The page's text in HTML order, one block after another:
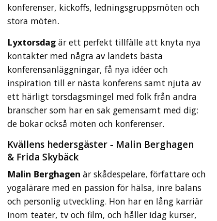
konferenser, kickoffs, ledningsgruppsmöten och
stora möten.
Lyxtorsdag är ett perfekt tillfälle att knyta nya
kontakter med några av landets bästa
konferensanläggningar, få nya idéer och
inspiration till er nästa konferens samt njuta av
ett härligt torsdagsmingel med folk från andra
branscher som har en sak gemensamt med dig:
de bokar också möten och konferenser.
Kvällens hedersgäster - Malin Berghagen
& Frida Skybäck
Malin Berghagen är skådespelare, författare och
yogalärare med en passion för hälsa, inre balans
och personlig utveckling. Hon har en lång karriär
inom teater, tv och film, och håller idag kurser,